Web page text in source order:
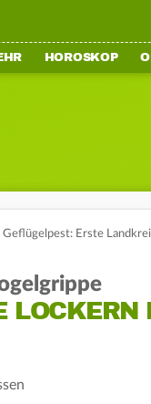
HOROSKOP
Geflügelpest: Erste
LOCKERN